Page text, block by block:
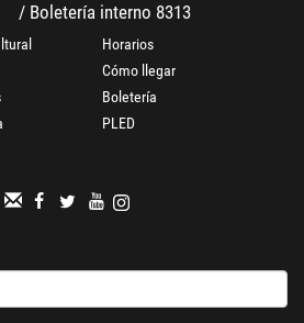
/ Boletería interno 8313
Horarios
Cómo llegar
Boletería
PLED